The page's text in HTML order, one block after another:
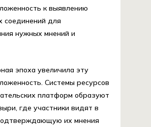
к выявлению
соединений для
нужных мнений и
эпоха увеличила эту
Системы ресурсов
платформ образуют
где участники видят в
их мнения